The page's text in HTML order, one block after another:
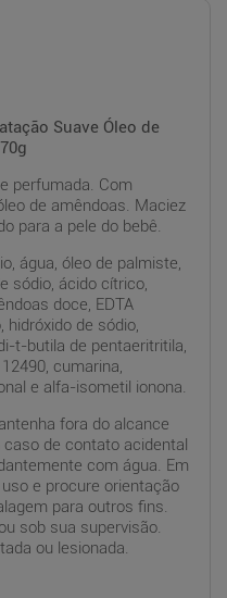
Suave Óleo de
perfumada. Com
de amêndoas. Maciez
para a pele do bebê.
água, óleo de palmiste,
sódio, ácido cítrico,
doce, EDTA
de sódio,
t-butila de pentaeritritila,
cumarina,
e alfa-isometil ionona.
fora do alcance
de contato acidental
com água. Em
e procure orientação
para outros fins.
sob sua supervisão.
ou lesionada.